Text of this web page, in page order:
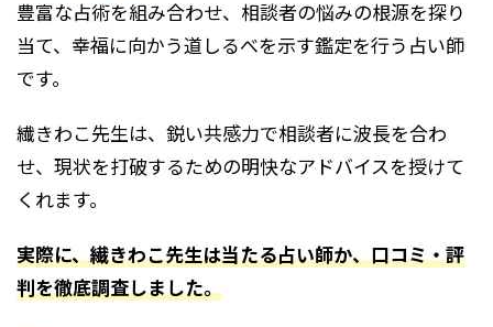
豊富な占術を組み合わせ、相談者の悩みの根源を探り
当て、幸福に向かう道しるべを示す鑑定を行う占い師
です。
繊きわこ先生は、鋭い共感力で相談者に波長を合わ
せ、現状を打破するための明快なアドバイスを授けて
くれます。
実際に、繊きわこ先生は当たる占い師か、口コミ・評
判を徹底調査しました。